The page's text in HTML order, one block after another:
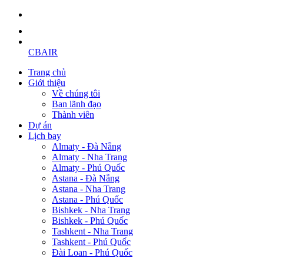
CBAIR
Trang chủ
Giới thiệu
Về chúng tôi
Ban lãnh đạo
Thành viên
Dự án
Lịch bay
Almaty - Đà Nẵng
Almaty - Nha Trang
Almaty - Phú Quốc
Astana - Đà Nẵng
Astana - Nha Trang
Astana - Phú Quốc
Bishkek - Nha Trang
Bishkek - Phú Quốc
Tashkent - Nha Trang
Tashkent - Phú Quốc
Đài Loan - Phú Quốc